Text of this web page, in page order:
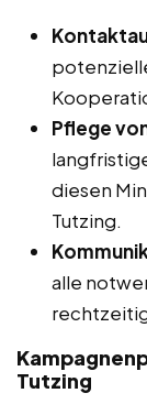
Pflege
diesen
Tutzing.
alle
Tutzing